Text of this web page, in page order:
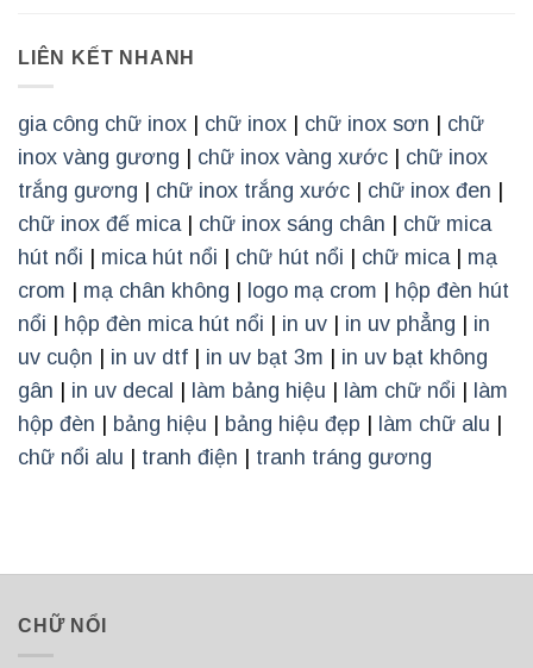
LIÊN KẾT NHANH
gia công chữ inox chữ inox chữ inox sơn
chữ
inox vàng gương
chữ inox vàng xước
chữ inox
trắng gương
chữ inox trắng xước chữ inox đen
chữ inox đế mica| chữ inox sáng chân
chữ mica
hút nổi
mica hút nổi chữ hút nổi chữ mica| mạ
crom
mạ chân không logo mạ crom
hộp đèn hút
nổi
hộp đèn mica hút nổi in uv in uv phẳng
in
uv cuộn
in uv dtf in uv bạt 3m
in uv bạt không
gân
in uv decal làm bảng hiệu làm chữ nổi
làm
hộp đèn
bảng hiệu bảng hiệu đẹp làm chữ alu
chữ nổi alu
tranh điện tranh tráng gương
CHỮ NỔI